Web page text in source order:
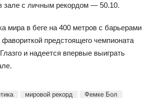
зале с личным рекордом — 50.10.
мира в беге на 400 метров с барьерами
предстоящего чемпионата
и надеется впервые выиграть
мировой рекорд Фемке Бол